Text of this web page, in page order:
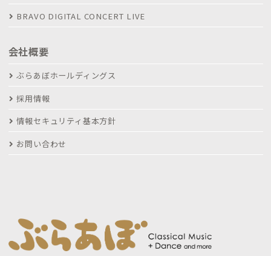
BRAVO DIGITAL CONCERT LIVE
会社概要
ぶらあぼホールディングス
採用情報
情報セキュリティ基本方針
お問い合わせ